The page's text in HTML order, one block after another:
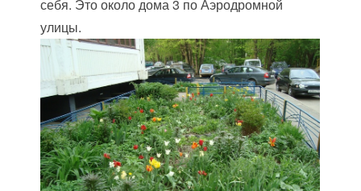
себя. Это около дома 3 по Аэродромной
улицы.